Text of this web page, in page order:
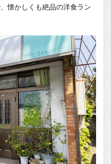
懐かしくも絶品の洋食ラン